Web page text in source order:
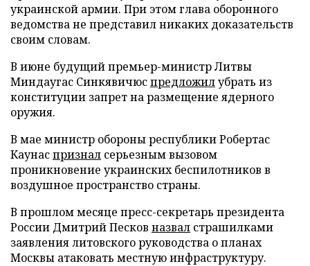
украинской армии. При этом глава оборонного
ведомства не представил никаких доказательств
своим словам.
В июне будущий премьер-министр Литвы
Миндаугас Синкявичюспредложилубрать из
конституции запрет на размещение ядерного
оружия.
В мае министр обороны республики Робертас
Каунаспризнал серьезным вызовом
проникновение украинских беспилотников в
воздушное пространство страны.
В прошлом месяце пресс-секретарь президента
России Дмитрий Песков назвал страшилками
заявления литовского руководства о планах
Москвы атаковать местную инфраструктуру.